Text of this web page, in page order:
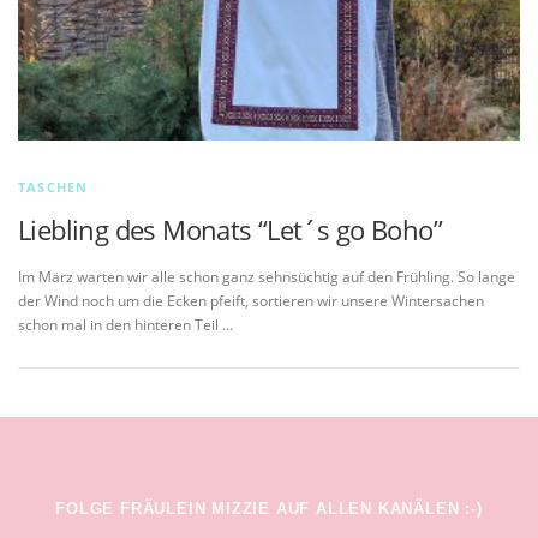
TASCHEN
Liebling des Monats “Let´s go Boho”
Im März warten wir alle schon ganz sehnsüchtig auf den Frühling. So lange
der Wind noch um die Ecken pfeift, sortieren wir unsere Wintersachen
schon mal in den hinteren Teil …
FOLGE FRÄULEIN MIZZIE AUF ALLEN KANÄLEN :-)